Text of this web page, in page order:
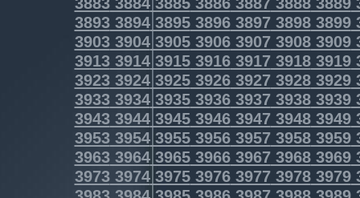
3893389438953896389738983899
3903390439053906390739083909
3913391439153916391739183919
3923392439253926392739283929
3933393439353936393739383939
3943394439453946394739483949
3953395439553956395739583959
3963396439653966396739683969
3973397439753976397739783979